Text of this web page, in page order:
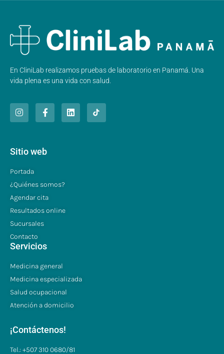
En CliniLab realizamos pruebas de laboratorio en Panamá. Una
vida plena es una vida con salud.
Sitio web
Portada
¿Quiénes somos?
Agendar cita
Resultados online
Sucursales
Contacto
Servicios
Medicina general
Medicina especializada
Salud ocupacional
Atención a domicilio
¡Contáctenos!
Tel.: +507 310 0680/81